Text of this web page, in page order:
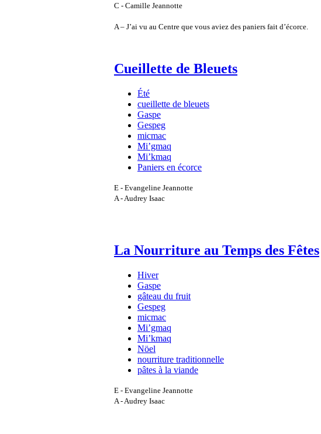
C - Camille Jeannotte
A – J’ai vu au Centre que vous aviez des paniers fait d’écorce.
Cueillette de Bleuets
Été
cueillette de bleuets
Gaspe
Gespeg
micmac
Mi’gmaq
Mi’kmaq
Paniers en écorce
E - Evangeline Jeannotte
A - Audrey Isaac
La Nourriture au Temps des Fêtes
Hiver
Gaspe
gâteau du fruit
Gespeg
micmac
Mi’gmaq
Mi’kmaq
Nöel
nourriture traditionnelle
pâtes à la viande
E - Evangeline Jeannotte
A - Audrey Isaac